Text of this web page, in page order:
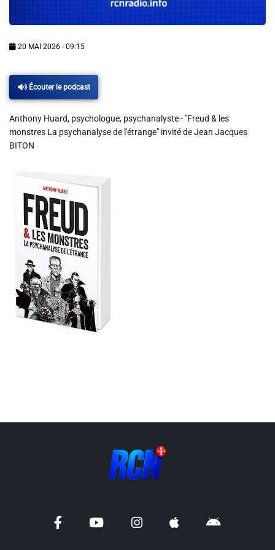
Alerte Méduses 06
Issa Nissa OGC Nice
RCN Soutiens
Photos
Vidéos / Clips
Ecrire à RCN
Liens utiles
Shabbat Project
20 MAI 2026 - 09:15
Écouter le podcast
Anthony Huard, psychologue, psychanalyste - "Freud & les
monstres La psychanalyse de l'étrange" invité de Jean Jacques
BITON